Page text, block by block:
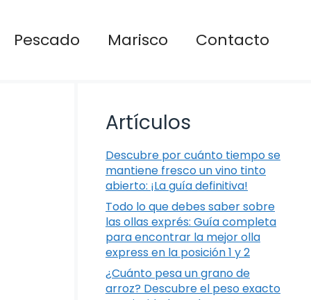
Pescado Marisco Contacto
Artículos
Descubre por cuánto tiempo se
mantiene fresco un vino tinto
abierto: ¡La guía definitiva!
Todo lo que debes saber sobre
las ollas exprés: Guía completa
para encontrar la mejor olla
express en la posición 1 y 2
¿Cuánto pesa un grano de
arroz? Descubre el peso exacto